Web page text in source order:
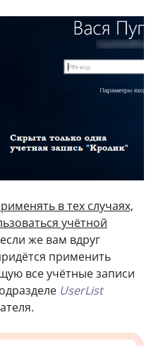
в тех случаях,
учётной
же вам вдруг
применить
все учётные записи
UserList